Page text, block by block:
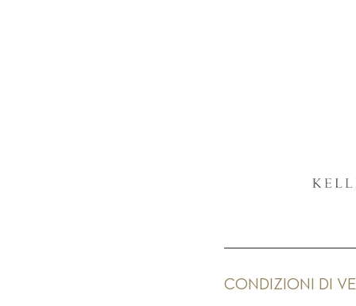
CONDIZIONI DI